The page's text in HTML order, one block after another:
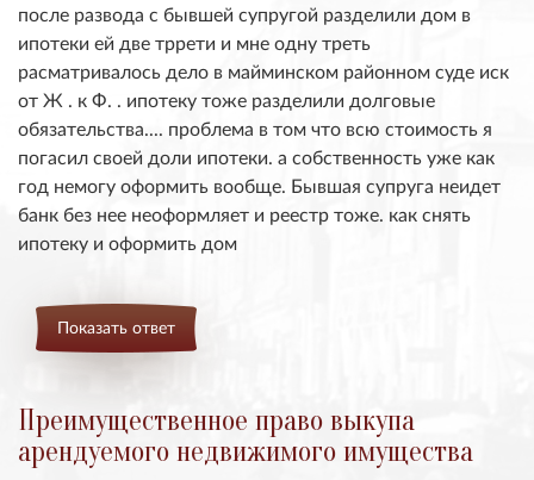
после развода с бывшей супругой разделили дом в
ипотеки ей две тррети и мне одну треть
расматривалось дело в майминском районном суде иск
от Ж . к Ф. . ипотеку тоже разделили долговые
обязательства.... проблема в том что всю стоимость я
погасил своей доли ипотеки. а собственность уже как
год немогу оформить вообще. Бывшая супруга неидет
банк без нее неоформляет и реестр тоже. как снять
ипотеку и оформить дом
Показать ответ
Преимущественное право выкупа
арендуемого недвижимого имущества